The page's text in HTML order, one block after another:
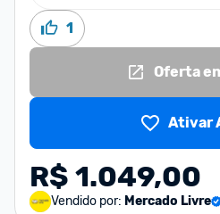
1
Oferta
Ativar
R$ 1.049,00
Vendido por: Mercado Livre